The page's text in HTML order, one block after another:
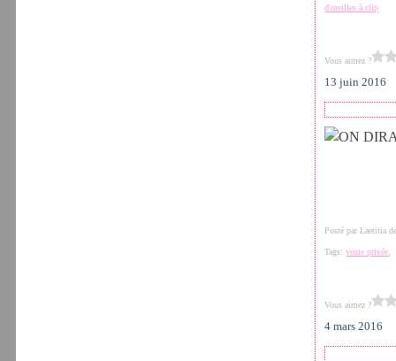
d'oreilles à clip
Vous aimez ?
13 juin 2016
Posté par Laetitia
Tags:vente privée ,
Vous aimez ?
4 mars 2016